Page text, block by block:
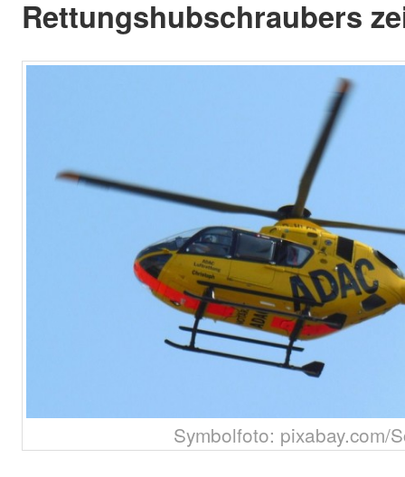
Rettungshubschraubers
Symbolfoto: pixabay.com/